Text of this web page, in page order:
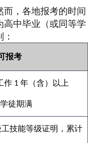
，各地报考的时间
高中毕业（或同等学
报考
作 1 年（含）以上
徒期满
技能等级证明，累计